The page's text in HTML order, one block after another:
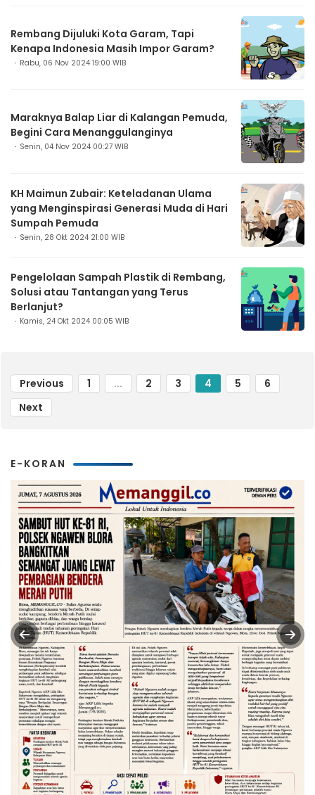
Rembang Dijuluki Kota Garam, Tapi
Kenapa Indonesia Masih Impor Garam?
Rabu, 06 Nov 2024 19:00 WIB
Maraknya Balap Liar di Kalangan Pemuda,
Begini Cara Menanggulanginya
Senin, 04 Nov 2024 00:27 WIB
KH Maimun Zubair: Keteladanan Ulama
yang Menginspirasi Generasi Muda di Hari
Sumpah Pemuda
Senin, 28 Okt 2024 21:00 WIB
Pengelolaan Sampah Plastik di Rembang,
Solusi atau Tantangan yang Terus
Berlanjut?
Kamis, 24 Okt 2024 00:05 WIB
Previous 1 ... 2 3 4 5
6
Next
E-KORAN